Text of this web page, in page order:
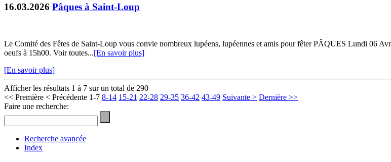
16.03.2026 Pâques à Saint-Loup
Le Comité des Fêtes de Saint-Loup vous convie nombreux lupéens, lupéennes et amis pour fêter PÂQUES Lundi 06
oeufs à 15h00. Voir toutes...[En savoir plus]
[En savoir plus]
Afficher les résultats 1 à 7 sur un total de 290
<< Première < Précédente 1-7 8-14 15-21 22-28 29-35 36-42 43-49 Suivante > Dernière >>
Faire une recherche:
Recherche avancée
Index